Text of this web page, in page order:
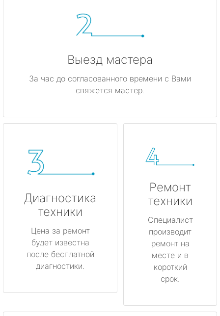
Выезд мастера
За час до согласованного времени с Вами
свяжется мастер.
Диагностика
техники
Цена за ремонт
будет известна
после бесплатной
диагностики.
Ремонт
техники
Специалист
производит
ремонт на
месте и в
короткий
срок.